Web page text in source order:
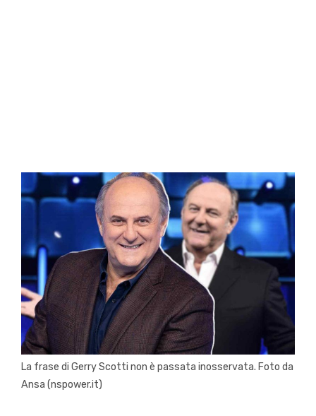
La frase di Gerry Scotti non è passata inosservata. Foto da
Ansa (nspower.it)